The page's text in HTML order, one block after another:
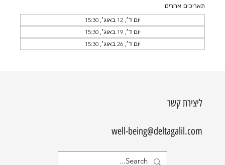
תאריכים אחרים
יום ד׳, 12 באוג׳, 15:30
יום ד׳, 19 באוג׳, 15:30
יום ד׳, 26 באוג׳, 15:30
ליצירת קשר
well-being@deltagalil.com